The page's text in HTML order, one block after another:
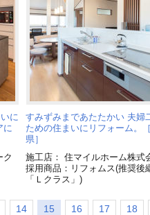
に
に
ク
すみずみまであたたかい 夫婦
ための住まいにリフォーム。
県］
施工店： 住マイルホーム株式
採用商品：リフォムス(推奨後
「Ｌクラス」)
14 15 16 17 18